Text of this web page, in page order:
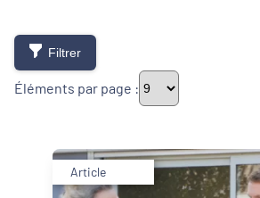
Filtrer
Éléments par page :
Thématiques
Article